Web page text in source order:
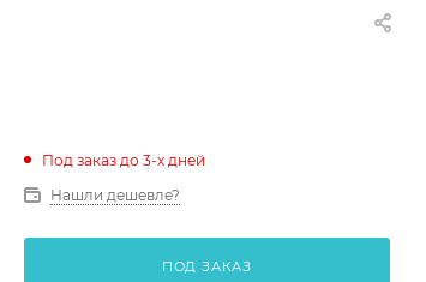
Под заказ до 3-х дней
Нашли дешевле?
ПОД ЗАКАЗ